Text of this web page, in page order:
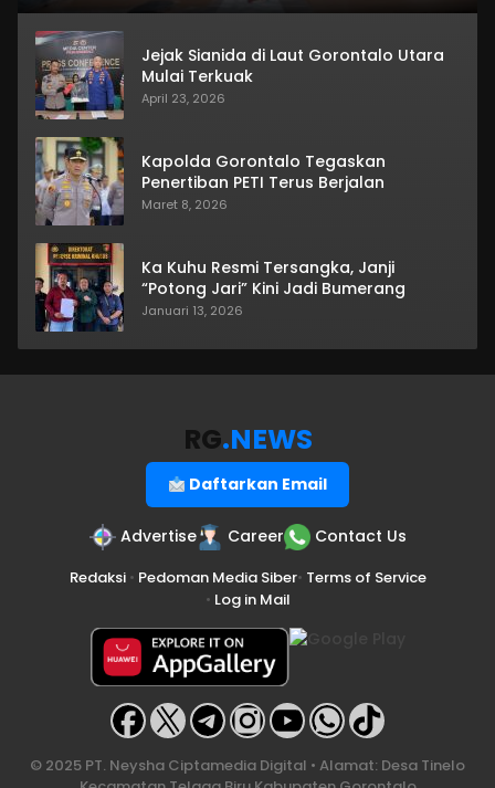
Jejak Sianida di Laut Gorontalo Utara
Mulai Terkuak
April 23, 2026
Kapolda Gorontalo Tegaskan
Penertiban PETI Terus Berjalan
Maret 8, 2026
Ka Kuhu Resmi Tersangka, Janji
“Potong Jari” Kini Jadi Bumerang
Januari 13, 2026
RG.NEWS
Daftarkan Email
Advertise Career Contact Us
Redaksi• Pedoman Media Siber• Terms of Service
• Log in Mail
© 2025 PT. Neysha Ciptamedia Digital • Alamat: Desa Tinelo